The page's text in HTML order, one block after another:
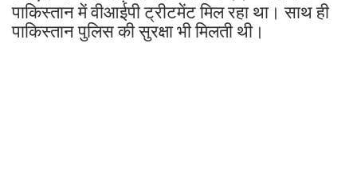
पाकिस्तान में वीआईपी ट्रीटमेंट मिल रहा था। साथ ही
पाकिस्तान पुलिस की सुरक्षा भी मिलती थी।